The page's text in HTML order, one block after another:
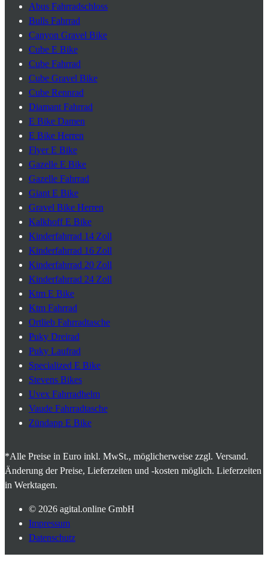
Abus Fahrradschloss
Bulls Fahrrad
Canyon Gravel Bike
Cube E Bike
Cube Fahrrad
Cube Gravel Bike
Cube Rennrad
Diamant Fahrrad
E Bike Damen
E Bike Herren
Flyer E Bike
Gazelle E Bike
Gazelle Fahrrad
Giant E Bike
Gravel Bike Herren
Kalkhoff E Bike
Kinderfahrrad 14 Zoll
Kinderfahrrad 16 Zoll
Kinderfahrrad 20 Zoll
Kinderfahrrad 24 Zoll
Ktm E Bike
Ktm Fahrrad
Ortlieb Fahrradtasche
Puky Dreirad
Puky Laufrad
Specialized E Bike
Stevens Bikes
Uvex Fahrradhelm
Vaude Fahrradtasche
Zündapp E Bike
*Alle Preise in Euro inkl. MwSt., möglicherweise zzgl. Versand.
Änderung der Preise, Lieferzeiten und -kosten möglich. Lieferzeiten
in Werktagen.
© 2026 agital.online GmbH
Impressum
Datenschutz